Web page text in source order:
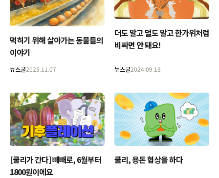
먹히기 위해 살아가는 동물들의
이야기
뉴스쿨2025.11.07
더도 말고 덜도 말고 한가위처럼
비싸면 안 돼요!
뉴스쿨2024.09.13
[쿨리가 간다] 빼빼로, 6월부터
1800원이에요
쿨리, 용돈 협상을 하다